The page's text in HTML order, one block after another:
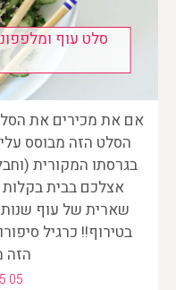
סלט עוף
אם את מכירים את
הסלט הזה מבוסס
בגרסתו המקורית
אצלכם בבית
שארית של עוף
בטירוף!! כרגיל
הזה
05